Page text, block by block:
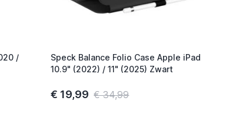
/
Speck Balance Folio Case Apple iPad
10.9" (2022) / 11" (2025) Zwart
€ 19,99 € 34,99